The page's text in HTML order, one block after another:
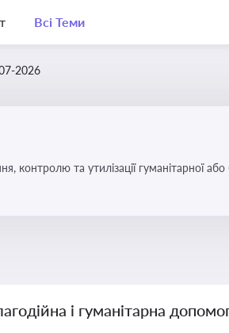
Всі Теми
2026
та утилізації гуманітарної
і гуманітарна